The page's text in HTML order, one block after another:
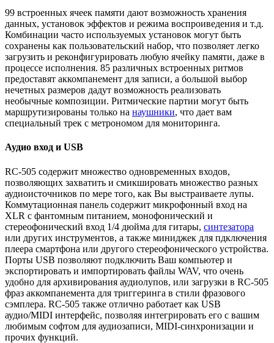
99 встроенных ячеек памяти дают возможность хранения
данных, установок эффектов и режима воспроиведения и т.д.
Комбинации часто используемых установок могут быть
сохранены как пользовательский набор, что позволяет легко
загрузить и реконфигурировать любую ячейку памяти, даже в
процессе исполнения. 85 различных встроенных ритмов
предоставят аккомпанемент для записи, а большой выбор
нечетных размеров дадут возможность реализовать
необычные композиции. Ритмические партии могут быть
маршрутизированы только на наушники, что дает вам
специальный трек с метрономом для мониторинга.
Аудио вход и USB
RC-505 содержит множество одновременных входов,
позволяющих захватить и смикшировать множество разных
аудиоисточников по мере того, как Вы выстраиваете лупы.
Коммутационная панель содержит микрофонный вход на
XLR с фантомным питанием, монофонический и
стереофонический вход 1/4 дюйма для гитары, синтезатора
или других инструментов, а также миниджек для пдключения
плеера смартфона или другого стереофонического устройства.
Порты USB позволяют подключить Ваш компьютер и
экспортировать и импортировать файлы WAV, что очень
удобно для архивирования аудиолупов, или загрузки в RC-505
фраз аккомпанемента для триггеринга в стили фразового
сэмплера. RC-505 также отлично работает как USB
аудио/MIDI интерфейс, позволяя интегрировать его с вашим
любимым софтом для аудиозаписи, MIDI-синхронизации и
прочих функций.